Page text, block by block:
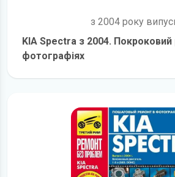
з 2004 року
KIA Spectra з 2004.
фотографіях